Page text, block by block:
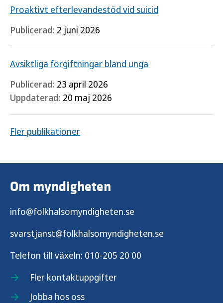
Proaktivt efterlevandestöd vid suicid
Publicerad: 2 juni 2026
Avsiktliga förgiftningar bland unga
Publicerad: 23 april 2026
Uppdaterad: 20 maj 2026
Fler publikationer
Om myndigheten
info@folkhalsomyndigheten.se
svarstjanst@folkhalsomyndigheten.se
Telefon till växeln: 010-205 20 00
Fler kontaktuppgifter
Jobba hos oss